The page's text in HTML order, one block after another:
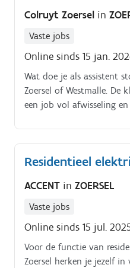
Colruyt Zoersel in
Vaste jobs
Online sinds 15 jan.
Wat doe je als assistent
Zoersel of Westmalle. De
een job vol afwisseling
Residentieel
ACCENT in ZOERSEL
Vaste jobs
Online sinds 15 jul.
Voor de functie van
Zoersel herken je jezelf